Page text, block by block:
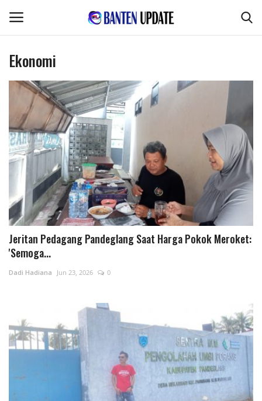
Login
Home
Pertanian & Kehutanan
Kode Etik Jurnalistik
Desa & Kelurahan
Perikanan & Peternakan
Kesehatan
Kontak
Ekonomi
Jeritan Pedagang Pandeglang Saat Harga Pokok Meroket:
'Semoga...
Dadi Hadiana Jun 23, 2026 0